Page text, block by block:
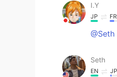
I.Y
JP FR
@Seth
Seth
EN JP